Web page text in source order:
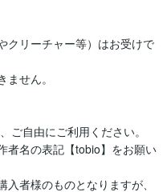
クリーチャー等）はお受けで
せん。
ご自由にご利用ください。
者名の表記【tobio】をお願い
者様のものとなりますが、